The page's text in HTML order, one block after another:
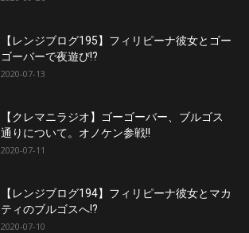
【レンジブログ195】フィリピーナ彼女とゴー
ゴーバーで夜遊び!?
2020-07-13
【クレマニラジオ】ゴーゴーバー、ブルゴス
通りについて。オノケン参戦!!
2020-07-11
【レンジブログ194】フィリピーナ彼女とマカ
ティのブルゴスへ!?
2020-07-10